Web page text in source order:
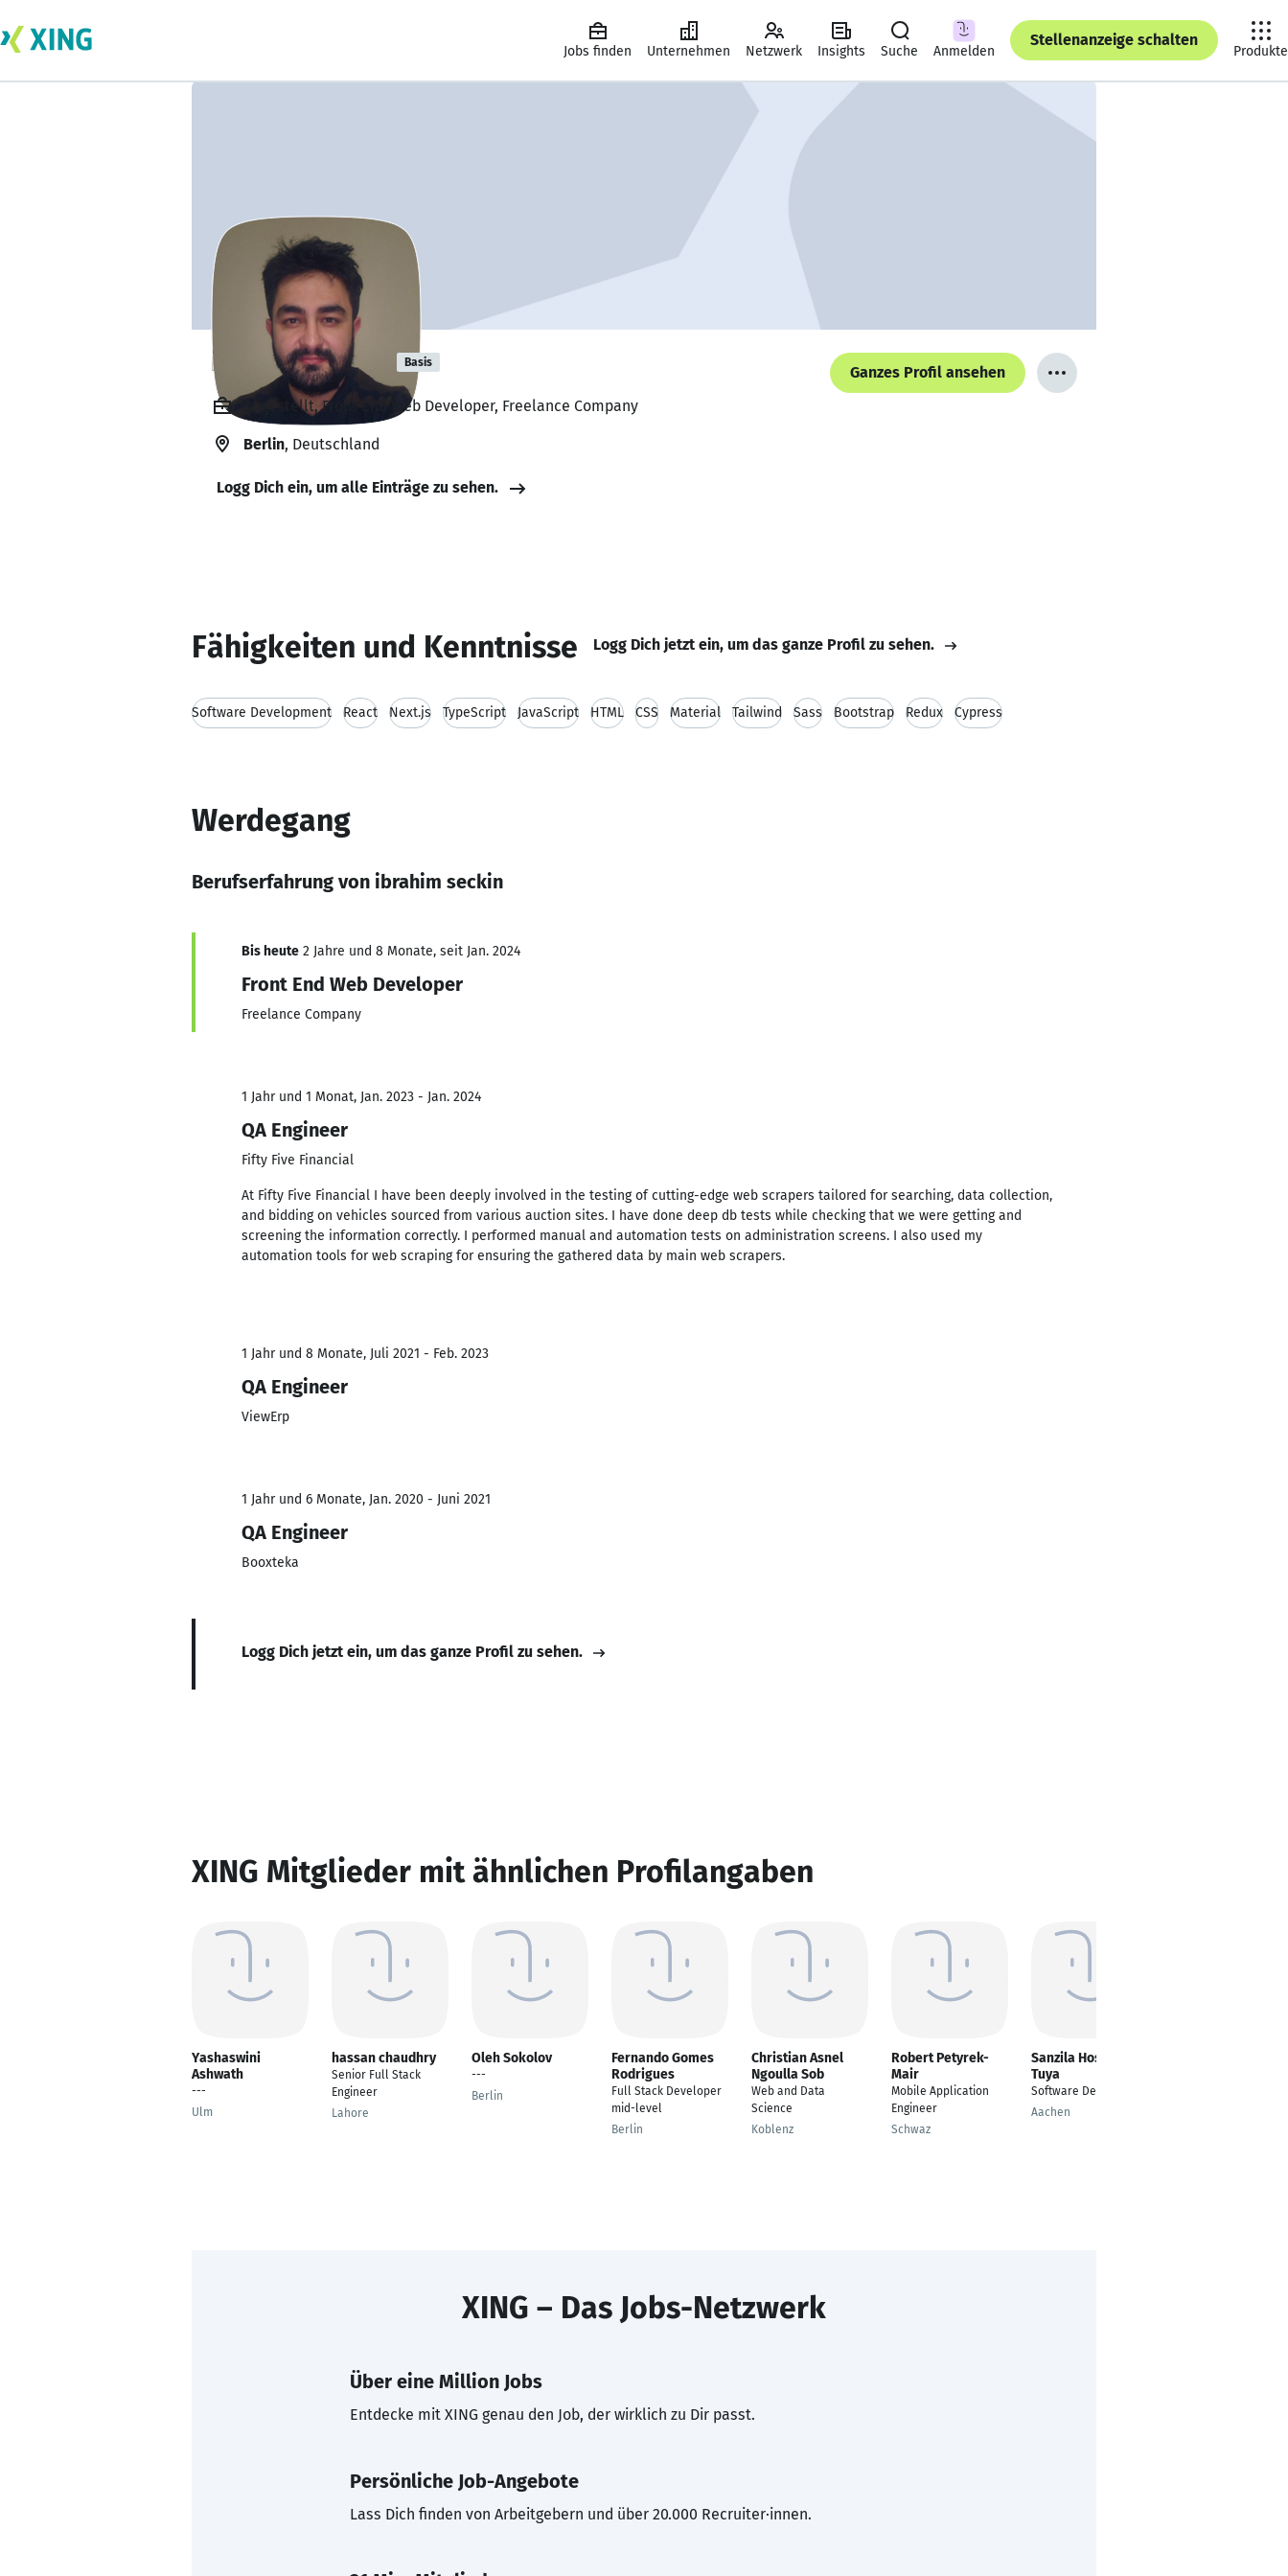
Jobs finden Unternehmen Netzwerk Insights Suche Anmelden
Stellenanzeige schalten
Produkte
ibrahim seckin Basis
Ganzes Profil ansehen
Angestellt, Front End Web Developer, Freelance Company
Berlin, Deutschland
Logg Dich ein, um alle Einträge zu sehen.
Fähigkeiten und Kenntnisse Logg Dich jetzt ein, um das ganze Profil zu sehen.
Software Development React Next.js TypeScript JavaScript HTML CSS Material Tailwind Sass Bootstrap Redux Cypress
Werdegang
Berufserfahrung von ibrahim seckin
Bis heute 2 Jahre und 8 Monate, seit Jan. 2024
Front End Web Developer
Freelance Company
1 Jahr und 1 Monat, Jan. 2023 - Jan. 2024
QA Engineer
Fifty Five Financial
At Fifty Five Financial I have been deeply involved in the testing of cutting-edge web scrapers tailored for searching, data collection,
and bidding on vehicles sourced from various auction sites. I have done deep db tests while checking that we were getting and
screening the information correctly. I performed manual and automation tests on administration screens. I also used my
automation tools for web scraping for ensuring the gathered data by main web scrapers.
1 Jahr und 8 Monate, Juli 2021 - Feb. 2023
QA Engineer
ViewErp
1 Jahr und 6 Monate, Jan. 2020 - Juni 2021
QA Engineer
Booxteka
Logg Dich jetzt ein, um das ganze Profil zu sehen.
XING Mitglieder mit ähnlichen Profilangaben
Yashaswini
Ashwath
---
Ulm
hassan chaudhry
Senior Full Stack
Engineer
Lahore
Oleh Sokolov
---
Berlin
Fernando Gomes
Rodrigues
Full Stack Developer
mid-level
Berlin
Christian Asnel
Ngoulla Sob
Web and Data
Science
Koblenz
Robert Petyrek-
Mair
Mobile Application
Engineer
Schwaz
Sanzila Hossain
Tuya
Software Developer
Aachen
XING – Das Jobs-Netzwerk
Über eine Million Jobs
Entdecke mit XING genau den Job, der wirklich zu Dir passt.
Persönliche Job-Angebote
Lass Dich finden von Arbeitgebern und über 20.000 Recruiter·innen.